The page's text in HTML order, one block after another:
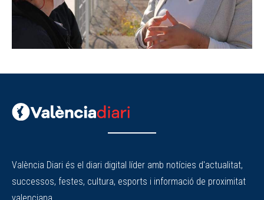
València Diari és el diari digital líder amb notícies d'actualitat,
successos, festes, cultura, esports i informació de proximitat